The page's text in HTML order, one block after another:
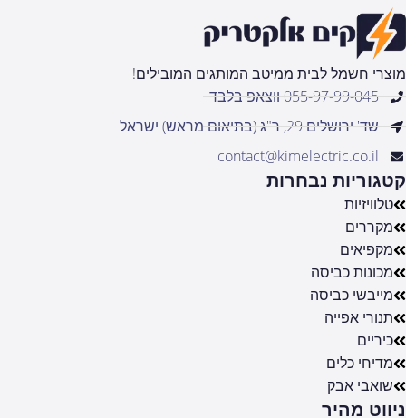
מוצרי חשמל לבית ממיטב המותגים המובילים!
055-97-99-045 ווצאפ בלבד
שד' ירושלים 29, ר"ג (בתיאום מראש) ישראל
contact@kimelectric.co.il
קטגוריות נבחרות
טלוויזיות
מקררים
מקפיאים
מכונות כביסה
מייבשי כביסה
תנורי אפייה
כיריים
מדיחי כלים
שואבי אבק
ניווט מהיר